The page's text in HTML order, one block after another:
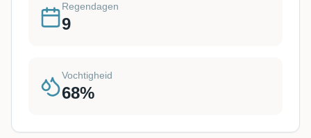
Regendagen
9
Vochtigheid
68%